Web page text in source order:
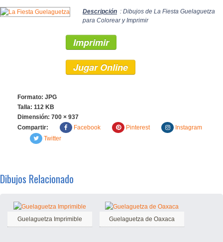
Descripción : Dibujos de La Fiesta Guelaguetza
para Colorear y Imprimir
Imprimir
Jugar Online
Formato: JPG
Talla: 112 KB
Dimensión: 700 × 937
Compartir:
Facebook Pinterest
Instagram
Twitter
Dibujos Relacionado
Guelaguetza Imprimible Guelaguetza de Oaxaca